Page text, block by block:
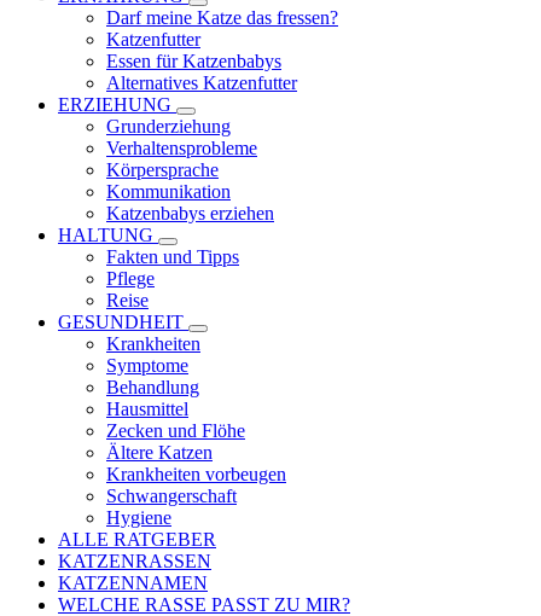
Darf meine Katze das fressen?
Katzenfutter
Essen für Katzenbabys
Alternatives Katzenfutter
ERZIEHUNG
Grunderziehung
Verhaltensprobleme
Körpersprache
Kommunikation
Katzenbabys erziehen
HALTUNG
Fakten und Tipps
Pflege
Reise
GESUNDHEIT
Krankheiten
Symptome
Behandlung
Hausmittel
Zecken und Flöhe
Ältere Katzen
Krankheiten vorbeugen
Schwangerschaft
Hygiene
ALLE RATGEBER
KATZENRASSEN
KATZENNAMEN
WELCHE RASSE PASST ZU MIR?